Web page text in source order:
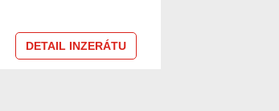
DETAIL INZERÁTU